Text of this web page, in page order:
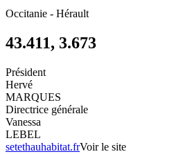
Occitanie - Hérault
43.411, 3.673
Président
Hervé
MARQUES
Directrice générale
Vanessa
LEBEL
setethauhabitat.frVoir le site